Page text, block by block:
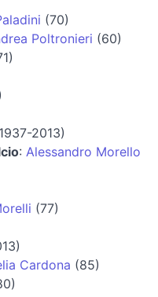
(70)
Poltronieri (60)
2013)
: Alessandro Morello
(77)
Cardona (85)